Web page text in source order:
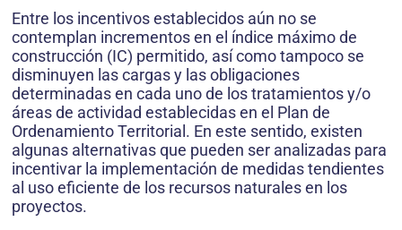
Entre los incentivos establecidos aún no se
contemplan incrementos en el índice máximo de
construcción (IC) permitido, así como tampoco se
disminuyen las cargas y las obligaciones
determinadas en cada uno de los tratamientos y/o
áreas de actividad establecidas en el Plan de
Ordenamiento Territorial. En este sentido, existen
algunas alternativas que pueden ser analizadas para
incentivar la implementación de medidas tendientes
al uso eficiente de los recursos naturales en los
proyectos.